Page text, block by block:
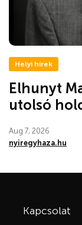
Helyi hírek
Elhunyt
utolsó
Aug 7, 2026
nyiregyhaza.hu
Kapcsolat